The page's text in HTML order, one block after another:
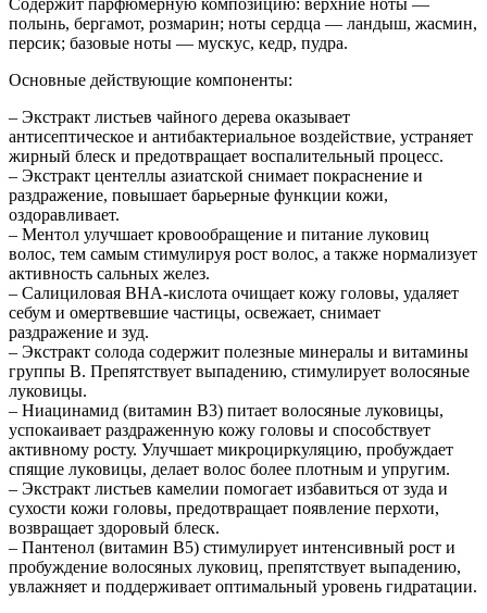
Содержит парфюмерную композицию: верхние ноты —
полынь, бергамот, розмарин; ноты сердца — ландыш, жасмин,
персик; базовые ноты — мускус, кедр, пудра.
Основные действующие компоненты:
– Экстракт листьев чайного дерева оказывает
антисептическое и антибактериальное воздействие, устраняет
жирный блеск и предотвращает воспалительный процесс.
– Экстракт центеллы азиатской снимает покраснение и
раздражение, повышает барьерные функции кожи,
оздоравливает.
– Ментол улучшает кровообращение и питание луковиц
волос, тем самым стимулируя рост волос, а также нормализует
активность сальных желез.
– Салициловая BHA-кислота очищает кожу головы, удаляет
себум и омертвевшие частицы, освежает, снимает
раздражение и зуд.
– Экстракт солода содержит полезные минералы и витамины
группы B. Препятствует выпадению, стимулирует волосяные
луковицы.
– Ниацинамид (витамин B3) питает волосяные луковицы,
успокаивает раздраженную кожу головы и способствует
активному росту. Улучшает микроциркуляцию, пробуждает
спящие луковицы, делает волос более плотным и упругим.
– Экстракт листьев камелии помогает избавиться от зуда и
сухости кожи головы, предотвращает появление перхоти,
возвращает здоровый блеск.
– Пантенол (витамин B5) стимулирует интенсивный рост и
пробуждение волосяных луковиц, препятствует выпадению,
увлажняет и поддерживает оптимальный уровень гидратации.